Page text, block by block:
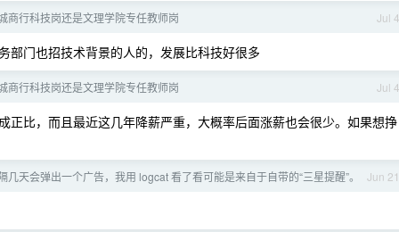
Jul 4
商行科技岗还是文理学院专任教师岗
部门也招技术背景的人的，发展比科技好很多
Jul 4
商行科技岗还是文理学院专任教师岗
正比，而且最近这几年降薪严重，大概率后面涨薪也会很少。如果想挣
Jun 21
几天会弹出一个广告，我用 logcat 看了看可能是来自于自带的“三星提醒”。